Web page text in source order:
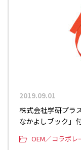
2019.09.01
株式会社学研プラ
なかよしブック」
OEM／コラボレ